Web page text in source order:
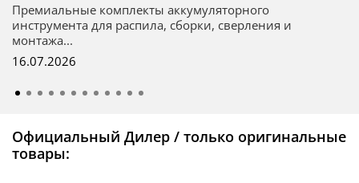
Премиальные комплекты аккумуляторного
инструмента для распила, сборки, сверления и
монтажа...
16.07.2026
Официальный Дилер / только оригинальные
товары: